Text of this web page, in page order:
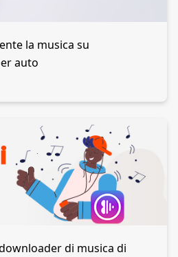
la musica su
auto
di musica di